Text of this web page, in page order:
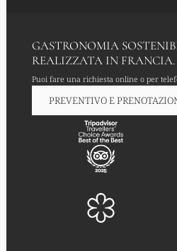
GASTRONOMIA
REALIZZATA IN
Puoi fare una richiesta online o per
PREVENTIVO E